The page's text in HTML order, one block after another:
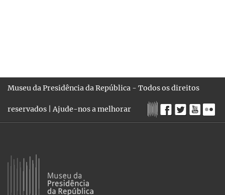
Museu da Presidência da República - Todos os direitos
reservados |Ajude-nos a melhorar